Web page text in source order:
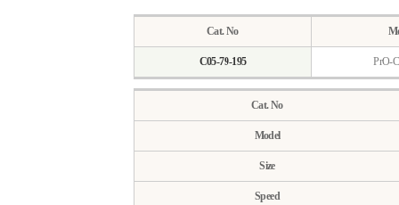
Cat. No
C05-79-195 PrO-
Cat. No
Model
Size
Speed